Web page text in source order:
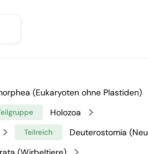
(Eukaryoten ohne Plastiden)
Holozoa
Teilreich Deuterostomia